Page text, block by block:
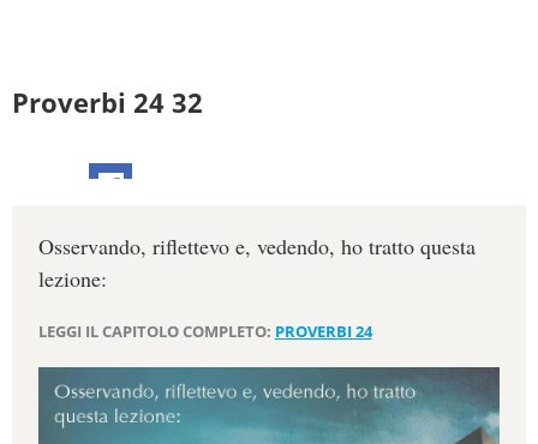
Proverbi 24 32
Osservando, riflettevo e, vedendo, ho tratto questa
lezione:
LEGGI IL CAPITOLO COMPLETO: PROVERBI 24